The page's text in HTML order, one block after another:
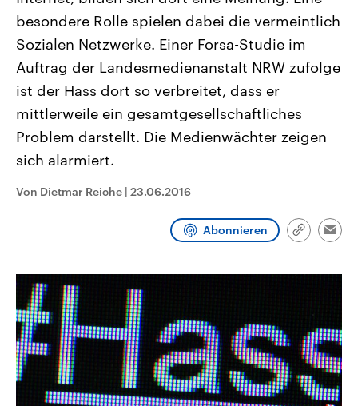
Landtagswahl Sachsen-Anhalt
2026
Alle Informationen
Sachsen-Anhalt wählt am 6.
September 2026 einen neuen
Landtag. Seit 2021 wird das
Bundesland von einer Koalition aus
Umfragen, Prognosen,
Wahlprogramme, aktuelle Berichte
und Hintergründe zu den Parteien
und Kandidaten der anstehenden
Wahl.
USA
Aktuelle Beiträge,
Hintergründe
Wirtschaftlich und
gehören die Vereinigten
den mächtigsten Ländern
mit großem Einfluss auf
Sendungen Programm Podcasts
besondere Rolle spielen dabei die vermeintlich
Sozialen Netzwerke. Einer Forsa-Studie im
Auftrag der Landesmedienanstalt NRW zufolge
ist der Hass dort so verbreitet, dass er
mittlerweile ein gesamtgesellschaftliches
Problem darstellt. Die Medienwächter zeigen
sich alarmiert.
Von Dietmar Reiche | 23.06.2016
Abonnieren
Link